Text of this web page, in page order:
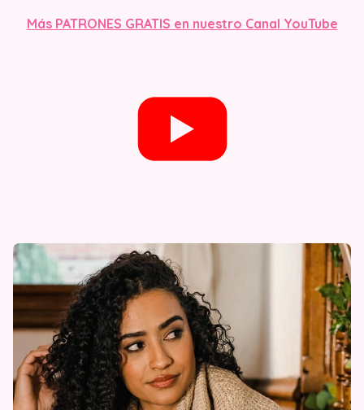
Más PATRONES GRATIS en nuestro Canal YouTube